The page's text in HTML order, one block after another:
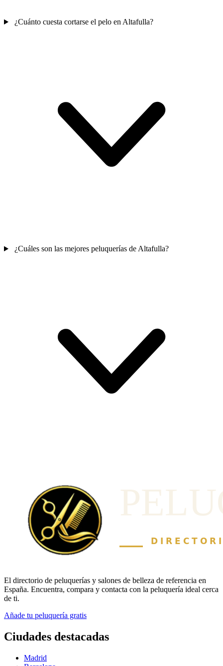
¿Cuánto cuesta cortarse el pelo en Altafulla?
¿Cuáles son las mejores peluquerías de Altafulla?
El directorio de peluquerías y salones de belleza de referencia en
España. Encuentra, compara y contacta con la peluquería ideal cerca
de ti.
Añade tu peluquería gratis
Ciudades destacadas
Madrid